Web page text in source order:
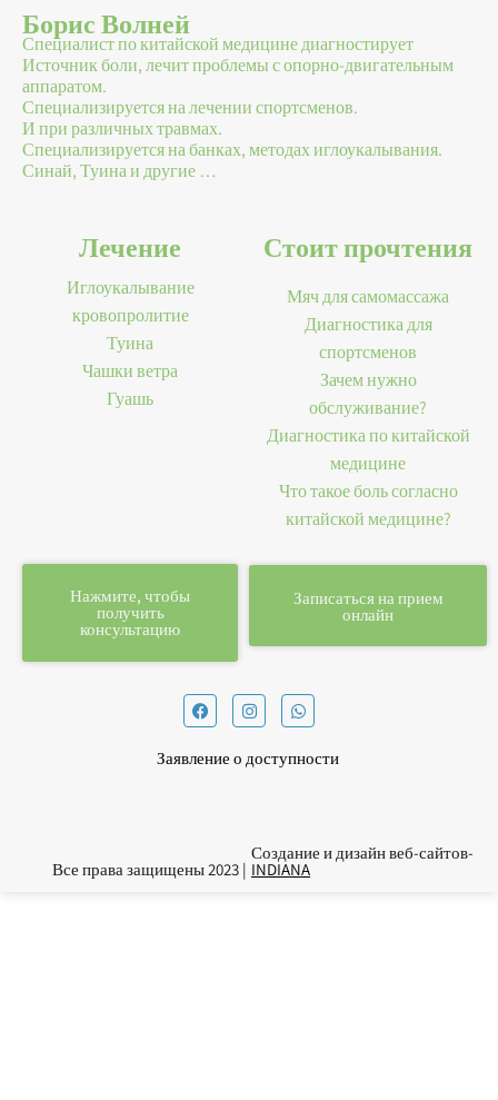
Борис Волней
Специалист по китайской медицине диагностирует
Источник боли, лечит проблемы с опорно-двигательным
аппаратом.
Специализируется на лечении спортсменов.
И при различных травмах.
Специализируется на банках, методах иглоукалывания.
Синай, Туина и другие …
Лечение
Иглоукалывание
кровопролитие
Туина
Чашки ветра
Гуашь
Стоит прочтения
Мяч для самомассажа
Диагностика для
спортсменов
Зачем нужно
обслуживание?
Диагностика по китайской
медицине
Что такое боль согласно
китайской медицине?
Нажмите, чтобы
получить
консультацию
Записаться на прием
онлайн
F
a
e
b
I
n
t
a
W
h
t
s
Заявление о доступности
Все права защищены 2023 |
Создание и дизайн веб-сайтов-
INDIANA